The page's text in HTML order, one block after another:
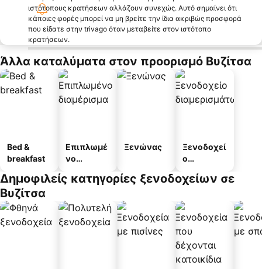
ιστότοπους κρατήσεων αλλάζουν συνεχώς. Αυτό σημαίνει ότι
κάποιες φορές μπορεί να μη βρείτε την ίδια ακριβώς προσφορά
που είδατε στην trivago όταν μεταβείτε στον ιστότοπο
κρατήσεων.
Άλλα καταλύματα στον προορισμό Βυζίτσα
Bed &
breakfast
Επιπλωμέ
νο
α
Ξενώνας
Ξενοδοχεί
ο
άτων
Δημοφιλείς κατηγορίες ξενοδοχείων σε
Βυζίτσα